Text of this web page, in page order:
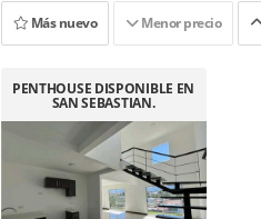
Más nuevo
Menor precio
PENTHOUSE DISPONIBLE EN
SAN SEBASTIAN.